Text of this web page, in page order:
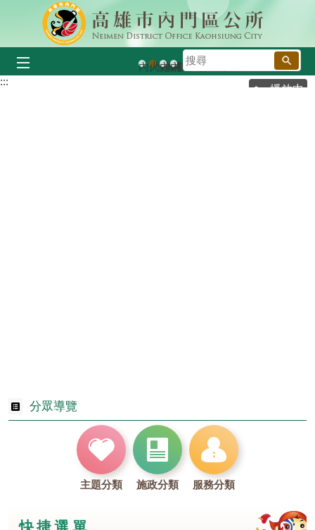
跳到主要內容區塊
搜
尋
播放中
內門小將
火鶴花
內門小將人偶
內門風采
:::
分眾導覽
主題分類 施政分類 服務分類